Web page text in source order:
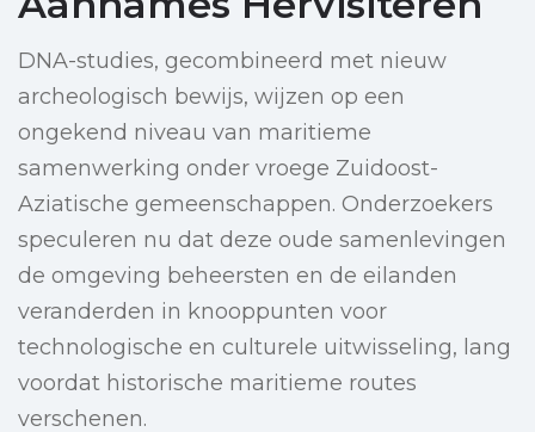
DNA-studies, gecombineerd met nieuw
archeologisch bewijs, wijzen op een
ongekend niveau van maritieme
samenwerking onder vroege Zuidoost-
Aziatische gemeenschappen. Onderzoekers
speculeren nu dat deze oude samenlevingen
de omgeving beheersten en de eilanden
veranderden in knooppunten voor
technologische en culturele uitwisseling, lang
voordat historische maritieme routes
verschenen.